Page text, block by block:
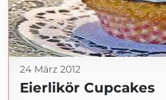
24 März 2012
Eierlikör Cupcakes